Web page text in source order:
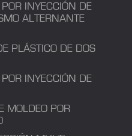
INYECCIÓN DE
ALTERNANTE
PLÁSTICO DE DOS
INYECCIÓN DE
MOLDEO POR